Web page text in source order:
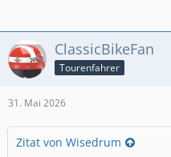
ClassicBikeFan
Tourenfahrer
31. Mai 2026
Zitat von Wisedrum